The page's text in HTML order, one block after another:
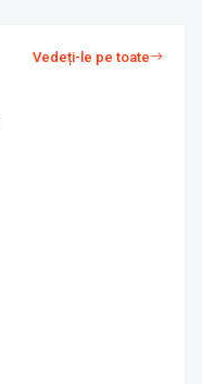
Vedeți-le pe toate